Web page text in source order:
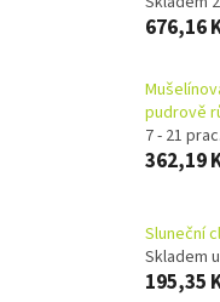
676,16
pudrově
7 - 21
362,19
Sluneční
Skladem
195,35